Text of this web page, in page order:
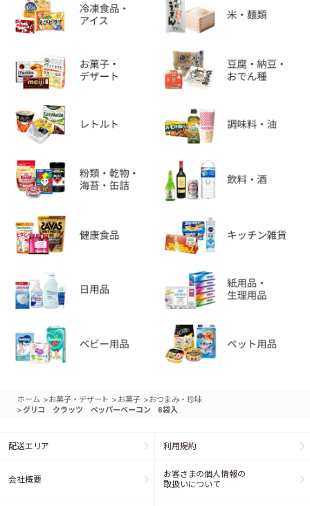
ホーム >お菓子・デザート > お菓子 >おつまみ・珍味
>グリコ クラッツ ペッパーベーコン 6袋入
配送エリア 利用規約
会社概要
お客さまの個人情報の
取扱いについて